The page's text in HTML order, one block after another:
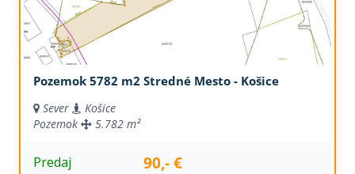
Pozemok 5782 m2 Stredné Mesto - Košice
Sever
Košice
Pozemok
5.782 m²
Predaj 90,- €